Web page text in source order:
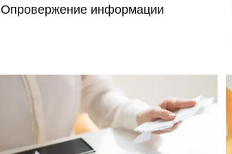
Опровержение информации